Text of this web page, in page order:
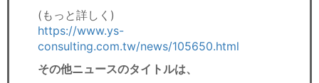
(もっと詳しく)
https://www.ys-
consulting.com.tw/news/105650.html
その他ニュースのタイトルは、